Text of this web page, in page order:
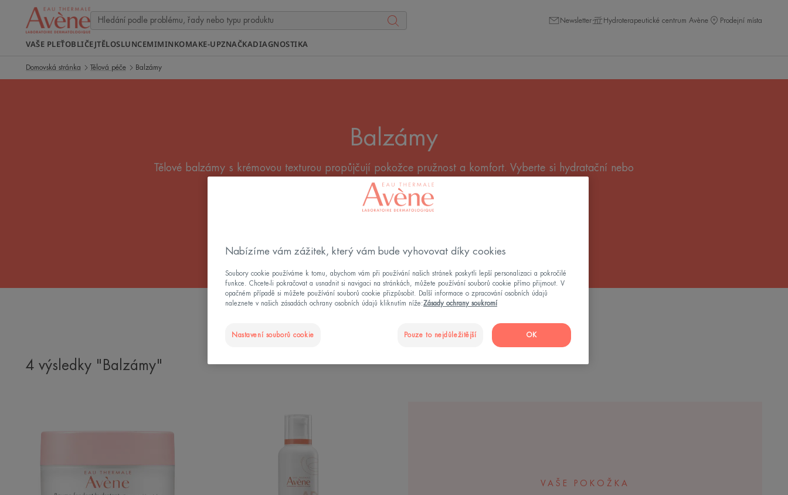
Newsletter Hydroterapeutické centrum Avène Prodejní místa
VAŠE PLEŤOBLIČEJTĚLOSLUNCEMIMINKOMAKE-UPZNAČKADIAGNOSTIKA
Domovská stránka Tělová péče Balzámy
Balzámy
Tělové balzámy s krémovou texturou propůjčují pokožce pružnost a komfort. Vyberte si hydratační nebo
vyživující snadno vstřebatelný balzám, který vám a vaší rodině nejvíce vyhovuje.
4 výsledky "Balzámy"
citlivou
pokožku
VAŠE POKOŽKA
Nabízíme vám zážitek, který vám bude vyhovovat díky cookies
Soubory cookie používáme k tomu, abychom vám při používání našich stránek poskytli lepší personalizaci a pokročilé
funkce. Chcete-li pokračovat a usnadnit si navigaci na stránkách, můžete používání souborů cookie přímo přijmout. V
opačném případě si můžete používání souborů cookie přizpůsobit. Další informace o zpracování osobních údajů
naleznete v našich zásadách ochrany osobních údajů kliknutím níže:Zásady ochrany soukromí
Nastavení souborů cookie Pouze to nejdůležitější OK